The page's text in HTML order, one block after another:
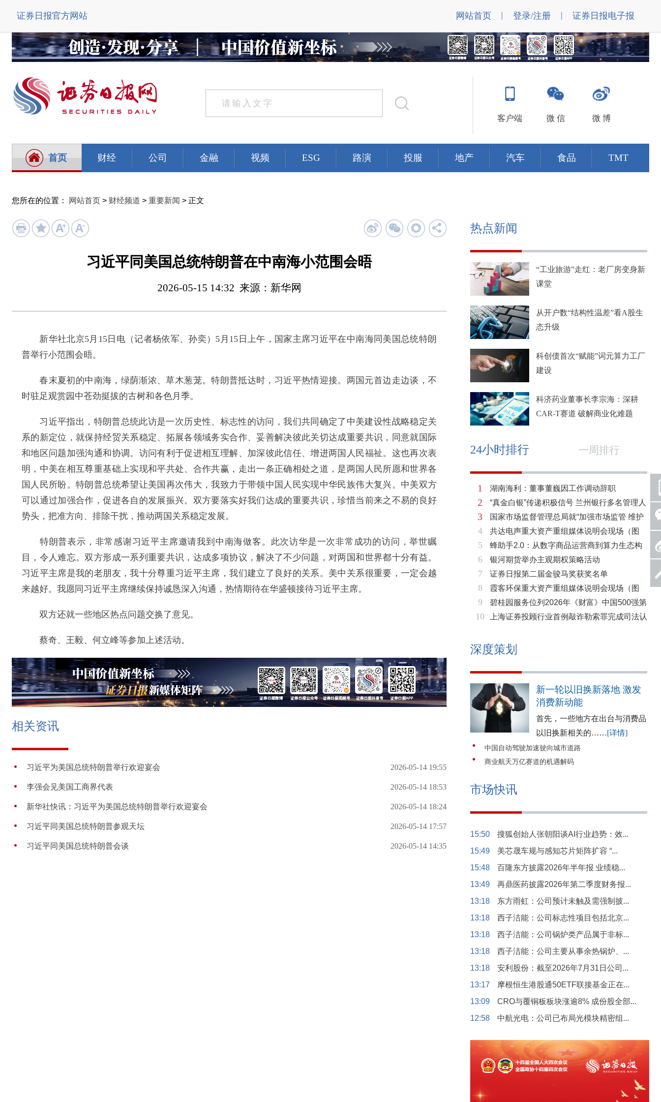
证券日报官方网站 网站首页 | 登录/注册 | 证券日报电子报
客户端 微 信 微 博
首页 财经 公司 金融 视频 ESG 路演 投服 地产 汽车 食品 TMT
您所在的位置： 网站首页 > 财经频道 > 重要新闻 > 正文
习近平同美国总统特朗普在中南海小范围会晤
2026-05-15 14:32 来源：新华网
新华社北京5月15日电（记者杨依军、孙奕）5月15日上午，国家主席习近平在中南海同美国总统特朗
普举行小范围会晤。
春末夏初的中南海，绿荫渐浓、草木葱茏。特朗普抵达时，习近平热情迎接。两国元首边走边谈，不
时驻足观赏园中苍劲挺拔的古树和各色月季。
习近平指出，特朗普总统此访是一次历史性、标志性的访问，我们共同确定了中美建设性战略稳定关
系的新定位，就保持经贸关系稳定、拓展各领域务实合作、妥善解决彼此关切达成重要共识，同意就国际
和地区问题加强沟通和协调。访问有利于促进相互理解、加深彼此信任、增进两国人民福祉。这也再次表
明，中美在相互尊重基础上实现和平共处、合作共赢，走出一条正确相处之道，是两国人民所愿和世界各
国人民所盼。特朗普总统希望让美国再次伟大，我致力于带领中国人民实现中华民族伟大复兴。中美双方
可以通过加强合作，促进各自的发展振兴。双方要落实好我们达成的重要共识，珍惜当前来之不易的良好
势头，把准方向、排除干扰，推动两国关系稳定发展。
特朗普表示，非常感谢习近平主席邀请我到中南海做客。此次访华是一次非常成功的访问，举世瞩
目，令人难忘。双方形成一系列重要共识，达成多项协议，解决了不少问题，对两国和世界都十分有益。
习近平主席是我的老朋友，我十分尊重习近平主席，我们建立了良好的关系。美中关系很重要，一定会越
来越好。我愿同习近平主席继续保持诚恳深入沟通，热情期待在华盛顿接待习近平主席。
双方还就一些地区热点问题交换了意见。
蔡奇、王毅、何立峰等参加上述活动。
相关资讯
习近平为美国总统特朗普举行欢迎宴会 2026-05-14 19:55
李强会见美国工商界代表 2026-05-14 18:53
新华社快讯：习近平为美国总统特朗普举行欢迎宴会 2026-05-14 18:24
习近平同美国总统特朗普参观天坛 2026-05-14 17:57
习近平同美国总统特朗普会谈 2026-05-14 14:35
热点新闻
“工业旅游”走红：老厂房变身新
课堂
从开户数“结构性温差”看A股生
态升级
科创债首次“赋能”词元算力工厂
建设
科济药业董事长李宗海：深耕
CAR-T赛道 破解商业化难题
24小时排行 一周排行
1
2
3
4
5
6
7
8
9
10
湖南海利：董事董巍因工作调动辞职
“真金白银”传递积极信号 兰州银行多名管理人
员拟增持公司股份不低于600万元
国家市场监督管理总局就“加强市场监管 维护
市场秩序”答记者问
共达电声重大资产重组媒体说明会现场（图
片）
蜂助手2.0：从数字商品运营商到算力生态构
建者的跃迁
银河期货举办主观期权策略活动
证券日报第二届金骏马奖获奖名单
霞客环保重大资产重组媒体说明会现场（图
片）
碧桂园服务位列2026年《财富》中国500强第
321位 排名稳步上升彰显发展韧性
上海证券投顾行业首例敲诈勒索罪完成司法认
深度策划
新一轮以旧换新落地 激发
消费新动能
首先，一些地方在出台与消费品
以旧换新相关的……[详情]
中国自动驾驶加速驶向城市道路
商业航天万亿赛道的机遇解码
市场快讯
15:50
搜狐创始人张朝阳谈AI行业趋势：效...
15:49
美芯晟车规与感知芯片矩阵扩容 “...
15:48
百隆东方披露2026年半年报 业绩稳...
13:49
再鼎医药披露2026年第二季度财务报...
13:18
东方雨虹：公司预计未触及需强制披...
13:18
西子洁能：公司标志性项目包括北京...
13:18
西子洁能：公司锅炉类产品属于非标...
13:18
西子洁能：公司主要从事余热锅炉、...
13:18
安利股份：截至2026年7月31日公司...
13:17
摩根恒生港股通50ETF联接基金正在...
13:09
CRO与覆铜板板块涨逾8% 成份股全部...
12:58
中航光电：公司已布局光模块精密组...